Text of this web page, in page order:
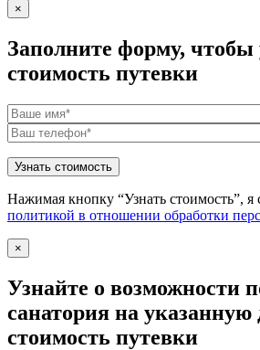
×
Заполните форму, чтобы
стоимость путевки
Нажимая кнопку “Узнать стоимость”, я
политикой в отношении обработки
×
Узнайте о возможности
санатория на указанную
стоимость путевки